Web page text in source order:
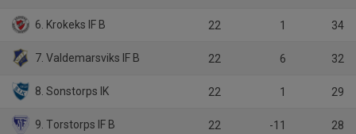
6. Krokeks IF B 22 1 34
7. Valdemarsviks IF B 22 6 32
8. Sonstorps IK 22 1 29
9. Torstorps IF B 22 -11 28